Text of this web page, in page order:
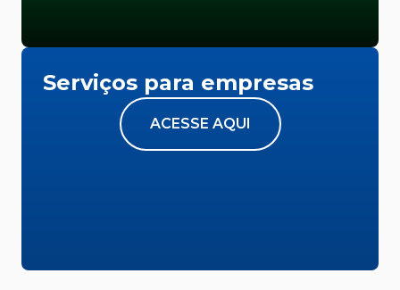
Serviços para empresas
ACESSE AQUI